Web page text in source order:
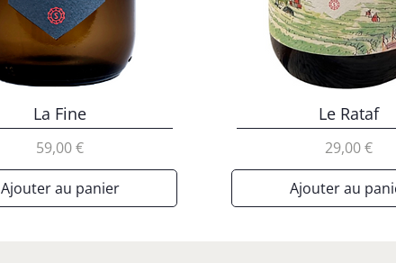
La Fine
Prix
59,00 €
Ajouter au panier
Le Rataf
Prix
29,00 €
Ajouter au